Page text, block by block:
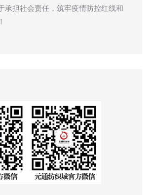
承担社会责任，筑牢疫情防控红线和